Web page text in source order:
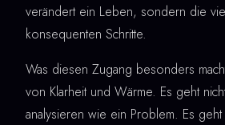
verändert ein Leben, sondern die
konsequenten Schritte.
Was diesen Zugang besonders
von Klarheit und Wärme. Es geht
analysieren wie ein Problem. Es